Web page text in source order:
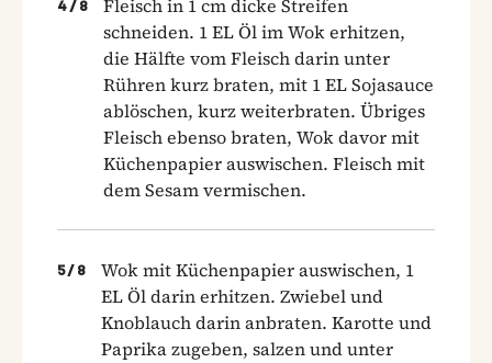
4 / 8
Fleisch in 1 cm dicke Streifen
schneiden. 1 EL Öl im Wok erhitzen,
die Hälfte vom Fleisch darin unter
Rühren kurz braten, mit 1 EL Sojasauce
ablöschen, kurz weiterbraten. Übriges
Fleisch ebenso braten, Wok davor mit
Küchenpapier auswischen. Fleisch mit
dem Sesam vermischen.
5/ 8
Wok mit Küchenpapier auswischen, 1
EL Öl darin erhitzen. Zwiebel und
Knoblauch darin anbraten. Karotte und
Paprika zugeben, salzen und unter